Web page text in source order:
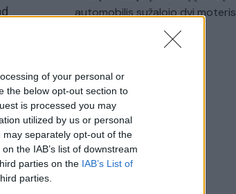
of your personal or
the below opt-out section to
is processed you may
utilized by us or personal
separately opt-out of the
the IAB’s list of downstream
parties on the IAB’s List of
parties.
automobilis sužalojo dvi moteris
Lietuvos diena